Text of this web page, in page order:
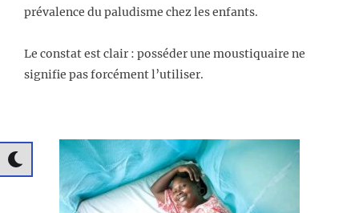
prévalence du paludisme chez les enfants.
Le constat est clair : posséder une moustiquaire ne
signifie pas forcément l’utiliser.